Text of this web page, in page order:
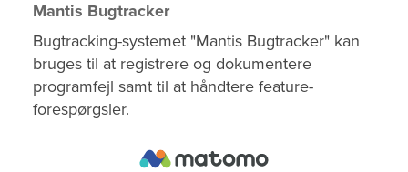
Mantis Bugtracker
Bugtracking-systemet "Mantis Bugtracker" kan
bruges til at registrere og dokumentere
programfejl samt til at håndtere feature-
forespørgsler.